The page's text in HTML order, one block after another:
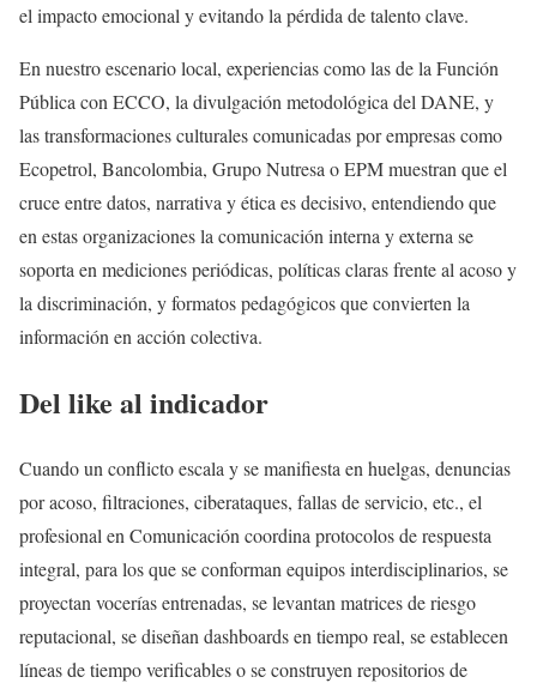
el impacto emocional y evitando la pérdida de talento clave.
En nuestro escenario local, experiencias como las de la Función
Pública con ECCO, la divulgación metodológica del DANE, y
las transformaciones culturales comunicadas por empresas como
Ecopetrol, Bancolombia, Grupo Nutresa o EPM muestran que el
cruce entre datos, narrativa y ética es decisivo, entendiendo que
en estas organizaciones la comunicación interna y externa se
soporta en mediciones periódicas, políticas claras frente al acoso y
la discriminación, y formatos pedagógicos que convierten la
información en acción colectiva.
Del like al indicador
Cuando un conflicto escala y se manifiesta en huelgas, denuncias
por acoso, filtraciones, ciberataques, fallas de servicio, etc., el
profesional en Comunicación coordina protocolos de respuesta
integral, para los que se conforman equipos interdisciplinarios, se
proyectan vocerías entrenadas, se levantan matrices de riesgo
reputacional, se diseñan dashboards en tiempo real, se establecen
líneas de tiempo verificables o se construyen repositorios de